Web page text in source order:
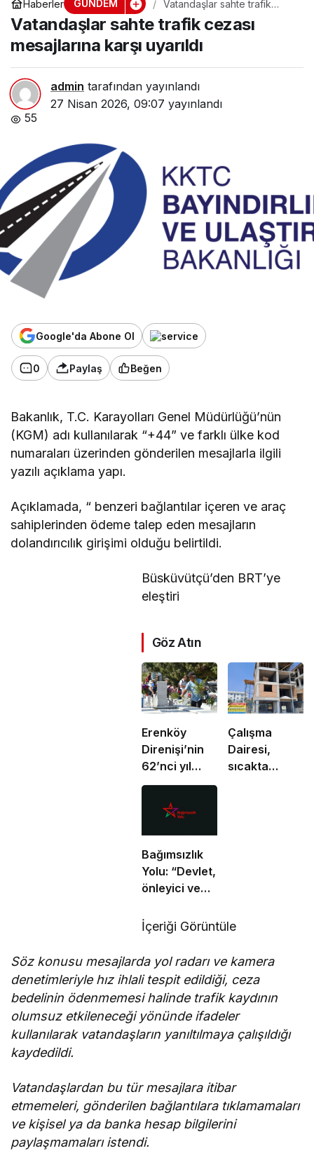
Haberler GÜNDEM
Vatandaşlar sahte trafik
cezası mesajlarına karşı
uyarıldı
Vatandaşlar sahte trafik cezası
mesajlarına karşı uyarıldı
admin tarafından yayınlandı
27 Nisan 2026, 09:07 yayınlandı
55
Google'da Abone Ol
0 Paylaş Beğen
Bakanlık, T.C. Karayolları Genel Müdürlüğü’nün
(KGM) adı kullanılarak “+44” ve farklı ülke kod
numaraları üzerinden gönderilen mesajlarla ilgili
yazılı açıklama yapı.
Açıklamada, “ benzeri bağlantılar içeren ve araç
sahiplerinden ödeme talep eden mesajların
dolandırıcılık girişimi olduğu belirtildi.
Büsküvütçü’den BRT’ye
eleştiri
Göz Atın
Erenköy
Direnişi’nin
62’nci yıl
dönümünde
şehitler
törenle anıldı
Çalışma
Dairesi,
sıcakta
Bağımsızlık
Yolu: “Devlet,
önleyici ve
sorumluluklarını
yerine
getirmeli”
İçeriği Görüntüle
Söz konusu mesajlarda yol radarı ve kamera
denetimleriyle hız ihlali tespit edildiği, ceza
bedelinin ödenmemesi halinde trafik kaydının
olumsuz etkileneceği yönünde ifadeler
kullanılarak vatandaşların yanıltılmaya çalışıldığı
kaydedildi.
Vatandaşlardan bu tür mesajlara itibar
etmemeleri, gönderilen bağlantılara tıklamamaları
ve kişisel ya da banka hesap bilgilerini
paylaşmamaları istendi.